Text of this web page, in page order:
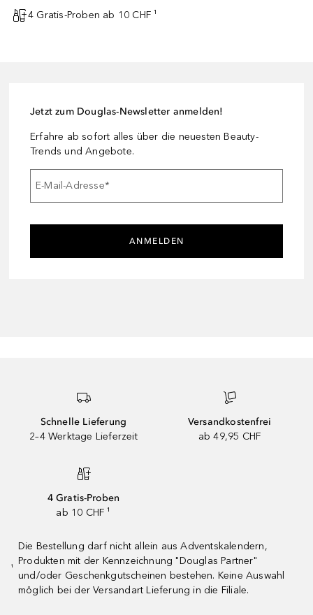
4 Gratis-Proben ab 10 CHF ¹
Jetzt zum Douglas-Newsletter anmelden!
Erfahre ab sofort alles über die neuesten Beauty-
Trends und Angebote.
E-Mail-Adresse*
ANMELDEN
Schnelle Lieferung
2–4 Werktage Lieferzeit
Versandkostenfrei
ab 49,95 CHF
4 Gratis-Proben
ab 10 CHF ¹
¹
Die Bestellung darf nicht allein aus Adventskalendern,
Produkten mit der Kennzeichnung "Douglas Partner"
und/oder Geschenkgutscheinen bestehen. Keine Auswahl
möglich bei der Versandart Lieferung in die Filiale.